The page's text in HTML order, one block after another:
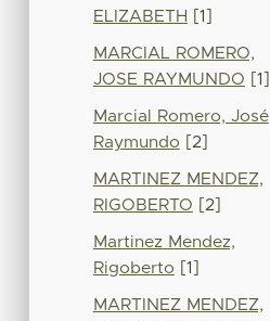
ELIZABETH
[1]
MARCIAL ROMERO,
JOSE RAYMUNDO [1]
Marcial Romero, José
Raymundo [2]
MARTINEZ MENDEZ,
RIGOBERTO [2]
Martinez Mendez,
Rigoberto [1]
MARTINEZ MENDEZ,